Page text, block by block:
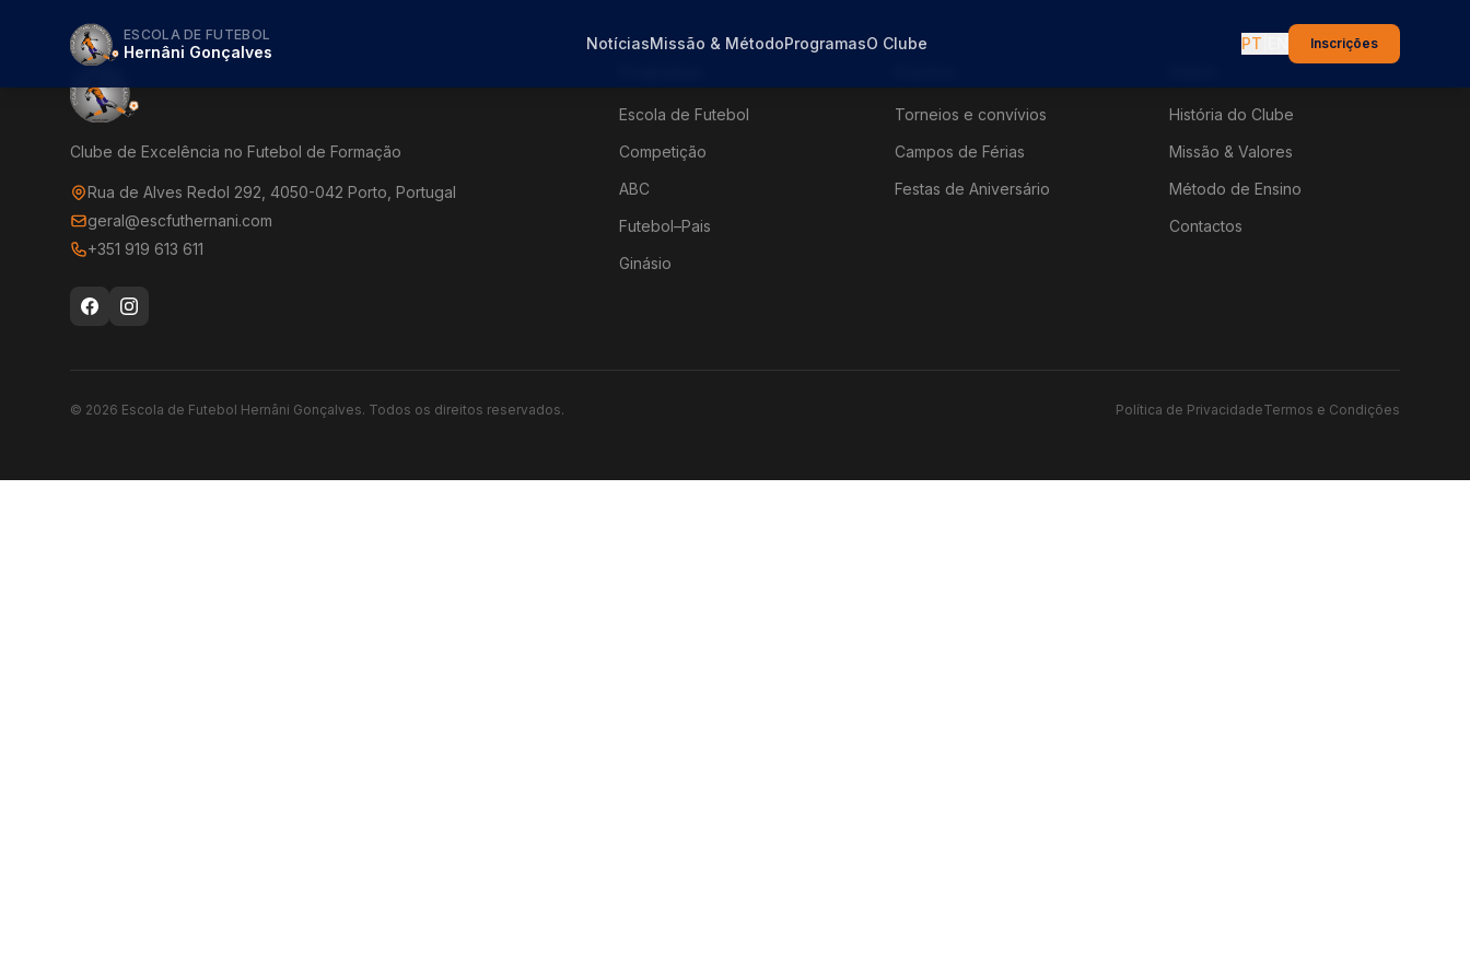
ESCOLA DE FUTEBOL
Hernâni Gonçalves NotíciasMissão & MétodoProgramasO Clube PT Inscrições
Clube de Excelência no Futebol de Formação
Rua de Alves Redol 292, 4050-042 Porto, Portugal
geral@escfuthernani.com
+351 919 613 611
Escola de Futebol
Competição
ABC
Futebol–Pais
Ginásio
Torneios e convívios
Campos de Férias
Festas de Aniversário
História do Clube
Missão & Valores
Método de Ensino
Contactos
© 2026 Escola de Futebol Hernâni Gonçalves. Todos os direitos reservados. Política de PrivacidadeTermos e Condições